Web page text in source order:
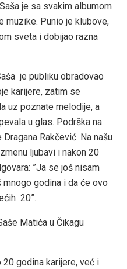
je sa svakim albumom
muzike. Punio je klubove,
sveta i dobijao razna
je publiku obradovao
karijere, zatim se
uz poznate melodije, a
u glas. Podrška na
Rakčević. Na našu
ljubavi i nakon 20
”Ja se još nisam
godina i da će ovo
20”.
Matića u Čikagu
godina karijere, već i